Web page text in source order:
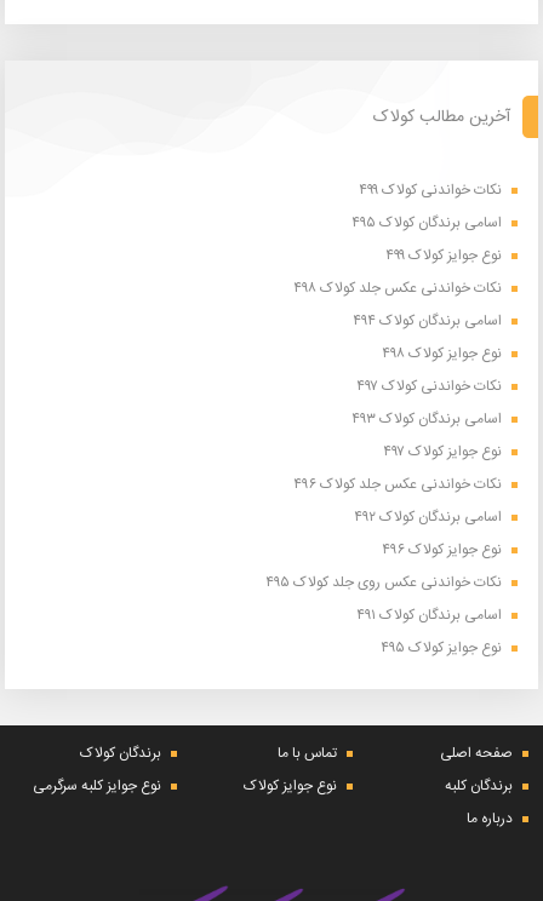
آخرین مطالب کولاک
نکات خواندنی کولاک ۴۹۹
اسامی برندگان کولاک ۴۹۵
نوع جوایز کولاک ۴۹۹
نکات خواندنی عکس جلد کولاک ۴۹۸
اسامی برندگان کولاک ۴۹۴
نوع جوایز کولاک ۴۹۸
نکات خواندنی کولاک ۴۹۷
اسامی برندگان کولاک ۴۹۳
نوع جوایز کولاک ۴۹۷
نکات خواندنی عکس جلد کولاک ۴۹۶
اسامی برندگان کولاک ۴۹۲
نوع جوایز کولاک ۴۹۶
نکات خواندنی عکس روی جلد کولاک ۴۹۵
اسامی برندگان کولاک ۴۹۱
نوع جوایز کولاک ۴۹۵
صفحه اصلی تماس با ما
برندگان کولاک
برندگان کلبه
نوع جوایز کولاک
نوع جوایز کلبه سرگرمی
درباره ما